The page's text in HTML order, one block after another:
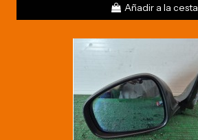
Añadir a la cesta